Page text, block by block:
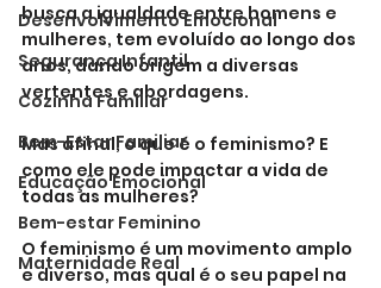
Desenvolvimento Emocional
Segurança Infantil
Cozinha Familiar
Bem-Estar Familiar
Educação Emocional
Bem-estar Feminino
Maternidade Real
busca a igualdade entre homens e
mulheres, tem evoluído ao longo dos
anos, dando origem a diversas
vertentes e abordagens.
Mas afinal, o que é o feminismo? E
como ele pode impactar a vida de
todas as mulheres?
O feminismo é um movimento amplo
e diverso, mas qual é o seu papel na